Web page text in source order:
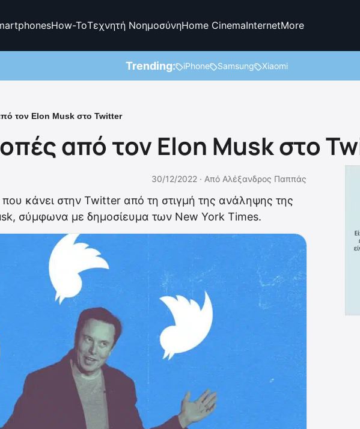
How-ToΤεχνητή ΝοημοσύνηHome CinemaInternetMore
Trending: iPhone Samsung Xiaomi
τον Elon Musk στο Twitter
από τον Elon Musk στο
30/12/2022 · Από Αλέξανδρος Παππάς
που κάνει στην Twitter από τη στιγμή της ανάληψης της
σύμφωνα με δημοσίευμα των New York Times.